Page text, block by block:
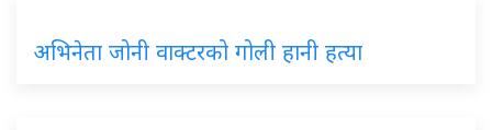
अभिनेता जोनी वाक्टरको गोली हानी हत्या